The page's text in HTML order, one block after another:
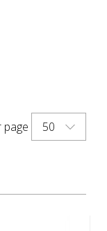
page 50